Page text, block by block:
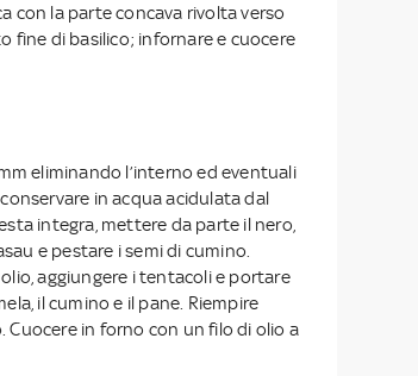
con la parte concava rivolta verso
fine di basilico; infornare e cuocere
eliminando l’interno ed eventuali
in acqua acidulata dal
integra, mettere da parte il nero,
e pestare i semi di cumino.
aggiungere i tentacoli e portare
il cumino e il pane. Riempire
in forno con un filo di olio a